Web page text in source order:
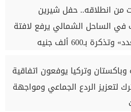
من انطلاقه.. حفل شيرين
في الساحل الشمالي يرفع لافتة
بـ600 ألف جنيه
وتركيا يوفعون اتفاقية
لتعزيز الردع الجماعي ومواجهة